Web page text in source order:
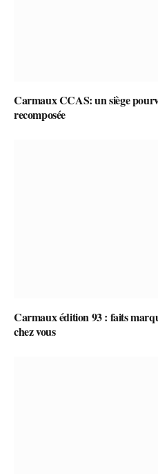
Carmaux CCAS: un siège
recomposée
Carmaux édition 93 : faits
chez vous